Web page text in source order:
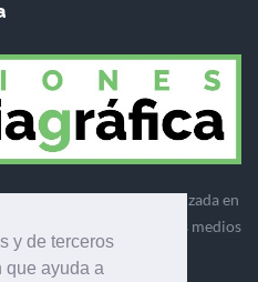
y de terceros
que ayuda a
empresa editora especializada en
que engloba diversos medios
mercado gráfico, la